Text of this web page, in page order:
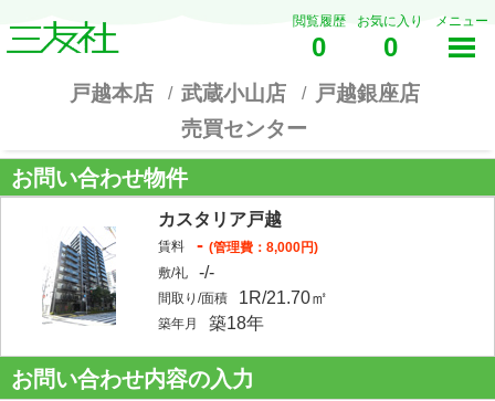
閲覧履歴
0
お気に入り
0
メニュー
戸越本店 武蔵小山店
戸越銀座店
売買センター
お問い合わせ物件
カスタリア戸越
賃料 - (管理費：8,000円)
敷/礼
-/-
間取り/面積 1R/21.70㎡
築年月 築18年
お問い合わせ内容の入力